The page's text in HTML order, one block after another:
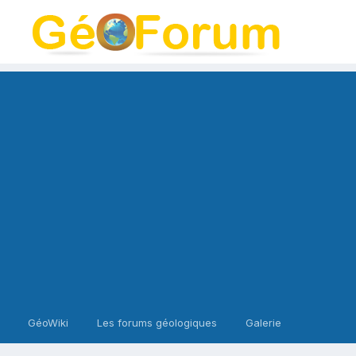
GéoWiki Les forums géologiques Galerie